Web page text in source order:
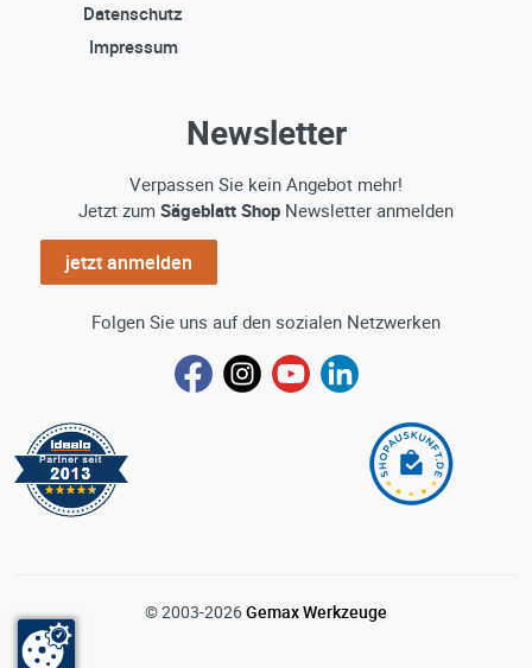
Datenschutz
Impressum
Newsletter
Verpassen Sie kein Angebot mehr!
Jetzt zum Sägeblatt Shop Newsletter anmelden
jetzt anmelden
Folgen Sie uns auf den sozialen Netzwerken
© 2003-2026Gemax Werkzeuge